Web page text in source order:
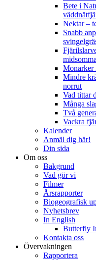
Bete i
Nektar –
Snabb
Monarker
Mindre
norrut
Vad tittar
Många
Två
Vackra
Kalender
Anmäl dig här!
Din sida
Om oss
Bakgrund
Vad gör vi
Filmer
Årsrapporter
Biogeografisk
Nyhetsbrev
In English
Butterfly
Kontakta oss
Övervakningen
Rapportera